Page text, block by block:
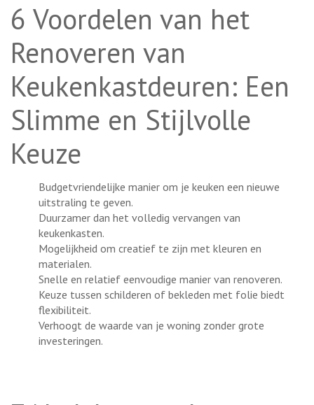
6 Voordelen van het
Renoveren van
Keukenkastdeuren: Een
Slimme en Stijlvolle
Keuze
Budgetvriendelijke manier om je keuken een nieuwe
uitstraling te geven.
Duurzamer dan het volledig vervangen van
keukenkasten.
Mogelijkheid om creatief te zijn met kleuren en
materialen.
Snelle en relatief eenvoudige manier van renoveren.
Keuze tussen schilderen of bekleden met folie biedt
flexibiliteit.
Verhoogt de waarde van je woning zonder grote
investeringen.